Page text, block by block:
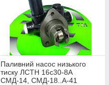
Паливний насос низького
тиску ЛСТН 16с30-8А
СМД-14, СМД-18..А-41